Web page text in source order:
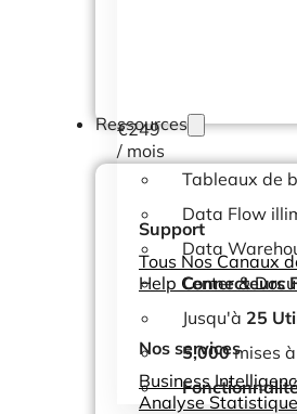
Ressources
Support
Tous Nos Canaux
Help Center &
Nos services
Business
Analyse
€249
/ mois
Tableaux de
Data Flow
Data
Connecteurs
Jusqu'à 25
5,000mises